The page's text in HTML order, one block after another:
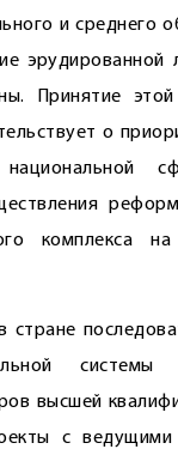
и среднего
эрудированной
Принятие
о
национальной
комплекса
стране
системы
высшей
с